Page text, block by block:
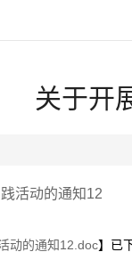
关于开
活动的通知12
动的通知12.doc】已